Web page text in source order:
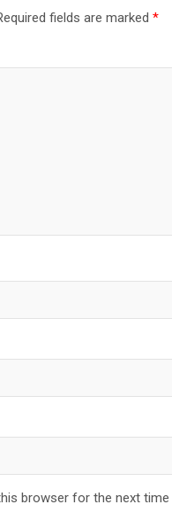
fields are marked *
browser for the next